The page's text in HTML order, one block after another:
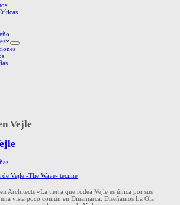
Vejle
Architects «La tierra que rodea Vejle es única por sus
vista poco común en Dinamarca. Diseñamos La Ola